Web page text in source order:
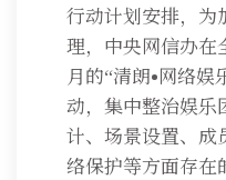
行动计划安排，为
理，中央网信办在
月的“清朗•网络娱
动，集中整治娱乐
计、场景设置、成
络保护等方面存在